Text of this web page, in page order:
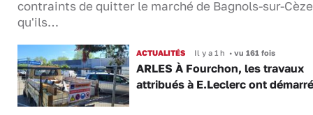
contraints de quitter le marché de Bagnols-sur-
qu'ils…
ACTUALITÉS Il y a 1 h •vu 161 fois
ARLES À Fourchon, les travaux
attribués à E.Leclerc ont démarré